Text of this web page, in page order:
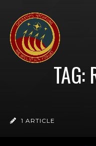
TAG:
1 ARTICLE